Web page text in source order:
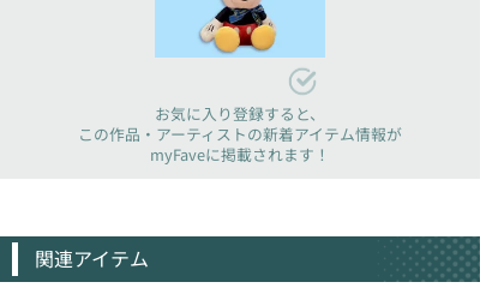
お気に入り登録すると、
この作品・アーティストの新着アイテム情報が
myFaveに掲載されます！
関連アイテム